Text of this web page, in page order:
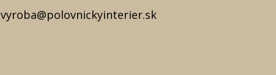
vyroba@polovnickyinterier.sk